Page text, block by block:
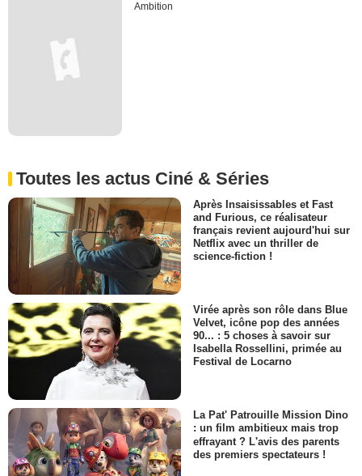
Ambition
Toutes les actus Ciné & Séries
Après Insaisissables et Fast
and Furious, ce réalisateur
français revient aujourd'hui sur
Netflix avec un thriller de
science-fiction !
Virée après son rôle dans Blue
Velvet, icône pop des années
90... : 5 choses à savoir sur
Isabella Rossellini, primée au
Festival de Locarno
La Pat' Patrouille Mission Dino
: un film ambitieux mais trop
effrayant ? L'avis des parents
des premiers spectateurs !